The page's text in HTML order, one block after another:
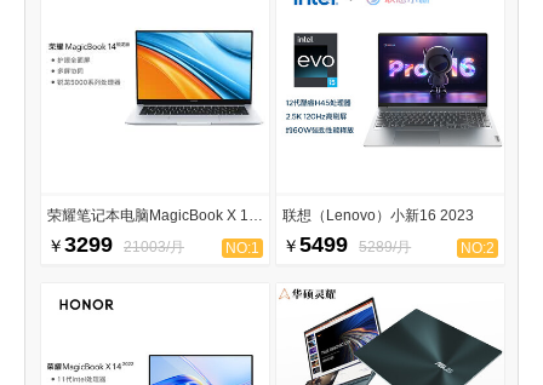
荣耀笔记本电脑MagicBook X 14 2023
￥3299 21003/月 NO:1
联想（Lenovo）小新16 2023
￥5499 5289/月 NO:2